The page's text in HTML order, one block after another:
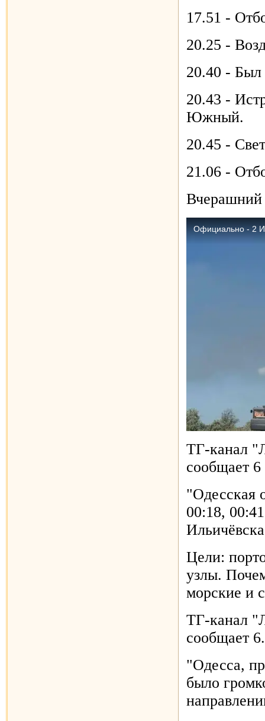
17.51 -
20.25 -
20.40 - Был
20.43 -
Южный.
20.45 -
21.06 -
Вчерашний
ТГ-канал
сообщает
"Одесская
00:18,
Цели:
узлы.
морские и
ТГ-канал
сообщает
"Одесса,
было